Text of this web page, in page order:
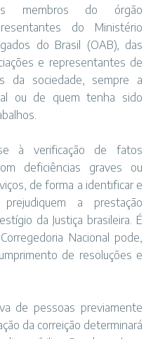
membros do órgão
do Ministério
do Brasil (OAB), das
e representantes de
da sociedade, sempre a
ou de quem tenha sido
à verificação de fatos
deficiências graves ou
de forma a identificar e
a prestação
da Justiça brasileira. É
Nacional pode,
de resoluções e
de pessoas previamente
da correição determinará